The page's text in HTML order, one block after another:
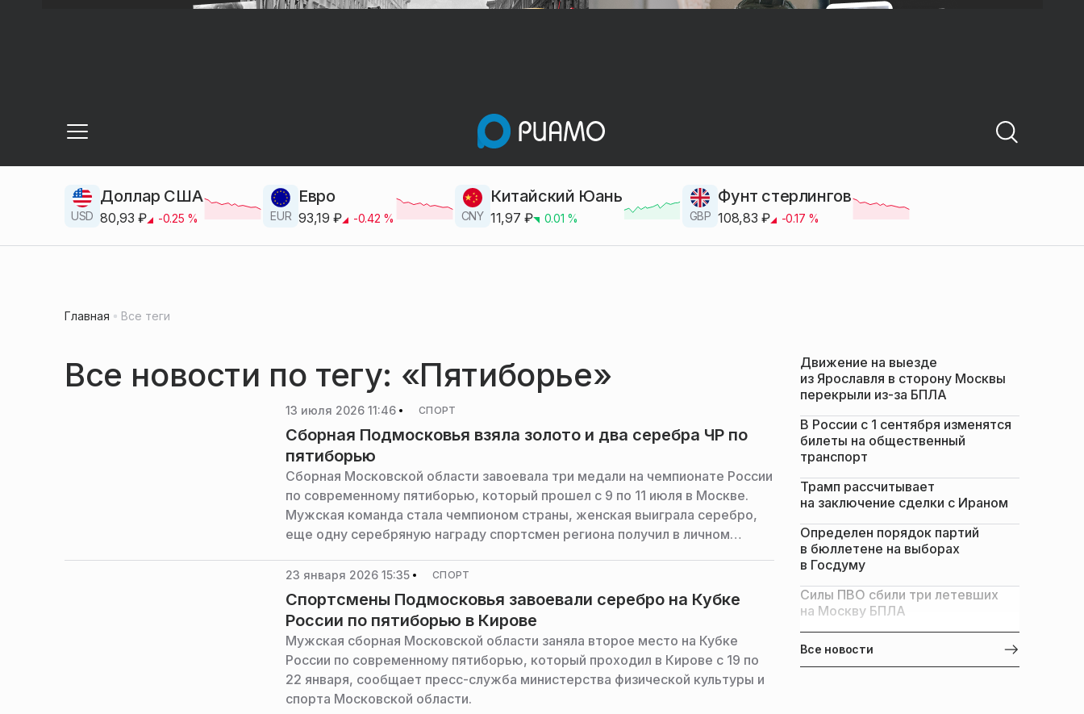
USD
Доллар США
80,93 ₽ -0.25 % EUR
Евро
93,19 ₽ -0.42 % CNY
Китайский Юань
11,97 ₽ 0.01 % GBP
Фунт стерлингов
108,83 ₽ -0.17 %
Главная Все теги
Все новости по тегу: «Пятиборье»
13 июля 2026 11:46 СПОРТ
Сборная Подмосковья взяла золото и два серебра ЧР по
пятиборью
Сборная Московской области завоевала три медали на чемпионате России
по современному пятиборью, который прошел с 9 по 11 июля в Москве.
Мужская команда стала чемпионом страны, женская выиграла серебро,
еще одну серебряную награду спортсмен региона получил в личном
спорта Московской области.
23 января 2026 15:35 СПОРТ
Спортсмены Подмосковья завоевали серебро на Кубке
России по пятиборью в Кирове
Мужская сборная Московской области заняла второе место на Кубке
России по современному пятиборью, который проходил в Кирове с 19 по
22 января, сообщает пресс-служба министерства физической культуры и
спорта Московской области.
Движение на выезде
из Ярославля в сторону Москвы
перекрыли из-за БПЛА
В России с 1 сентября изменятся
билеты на общественный
транспорт
Трамп рассчитывает
на заключение сделки с Ираном
Определен порядок партий
в бюллетене на выборах
в Госдуму
Силы ПВО сбили три летевших
на Москву БПЛА
Все новости